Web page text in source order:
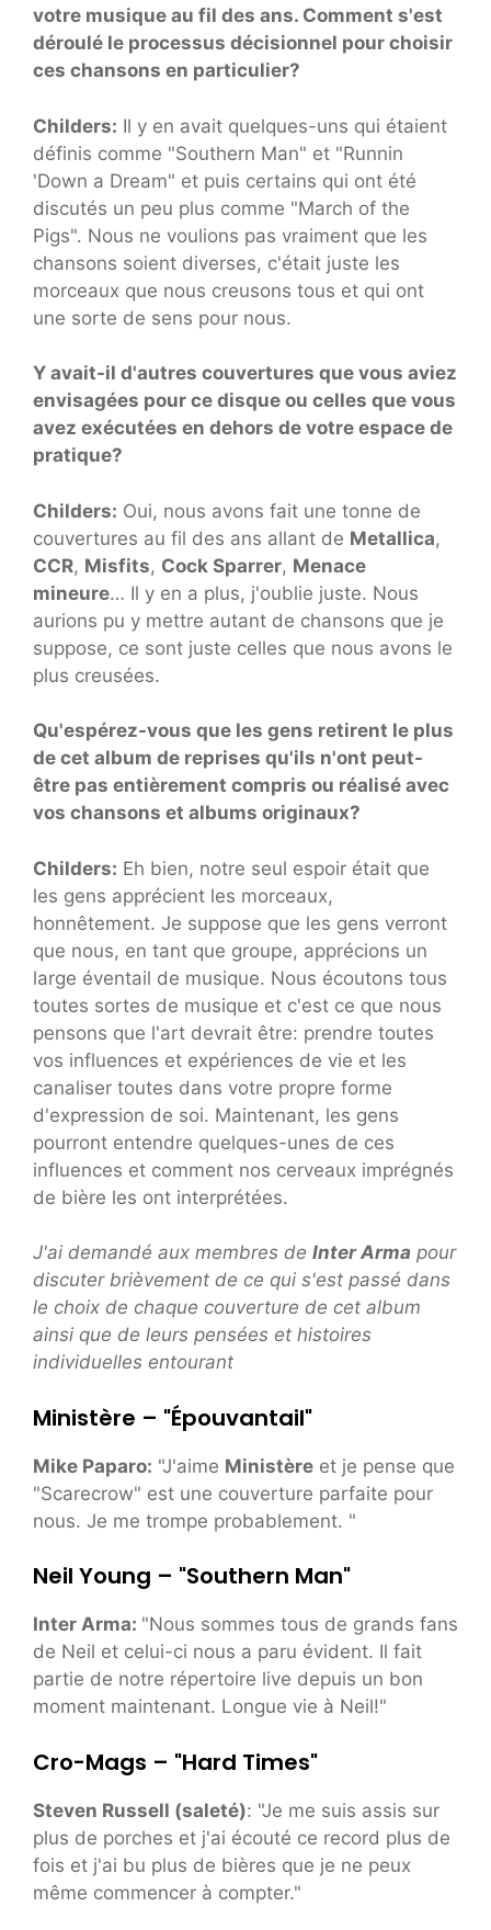
votre musique au fil des ans. Comment s'est
déroulé le processus décisionnel pour choisir
ces chansons en particulier?
Childers: Il y en avait quelques-uns qui étaient
définis comme "Southern Man" et "Runnin
'Down a Dream" et puis certains qui ont été
discutés un peu plus comme "March of the
Pigs". Nous ne voulions pas vraiment que les
chansons soient diverses, c'était juste les
morceaux que nous creusons tous et qui ont
une sorte de sens pour nous.
Y avait-il d'autres couvertures que vous aviez
envisagées pour ce disque ou celles que vous
avez exécutées en dehors de votre espace de
pratique?
Childers: Oui, nous avons fait une tonne de
couvertures au fil des ans allant de Metallica,
CCR, Misfits, Cock Sparrer, Menace
mineure… Il y en a plus, j'oublie juste. Nous
aurions pu y mettre autant de chansons que je
suppose, ce sont juste celles que nous avons le
plus creusées.
Qu'espérez-vous que les gens retirent le plus
de cet album de reprises qu'ils n'ont peut-
être pas entièrement compris ou réalisé avec
vos chansons et albums originaux?
Childers: Eh bien, notre seul espoir était que
les gens apprécient les morceaux,
honnêtement. Je suppose que les gens verront
que nous, en tant que groupe, apprécions un
large éventail de musique. Nous écoutons tous
toutes sortes de musique et c'est ce que nous
pensons que l'art devrait être: prendre toutes
vos influences et expériences de vie et les
canaliser toutes dans votre propre forme
d'expression de soi. Maintenant, les gens
pourront entendre quelques-unes de ces
influences et comment nos cerveaux imprégnés
de bière les ont interprétées.
J'ai demandé aux membres de Inter Arma pour
discuter brièvement de ce qui s'est passé dans
le choix de chaque couverture de cet album
ainsi que de leurs pensées et histoires
individuelles entourant
Ministère – "Épouvantail"
Mike Paparo: "J'aime Ministère et je pense que
"Scarecrow" est une couverture parfaite pour
nous. Je me trompe probablement. "
Neil Young – "Southern Man"
Inter Arma: "Nous sommes tous de grands fans
de Neil et celui-ci nous a paru évident. Il fait
partie de notre répertoire live depuis un bon
moment maintenant. Longue vie à Neil!"
Cro-Mags – "Hard Times"
Steven Russell (saleté): "Je me suis assis sur
plus de porches et j'ai écouté ce record plus de
fois et j'ai bu plus de bières que je ne peux
même commencer à compter."